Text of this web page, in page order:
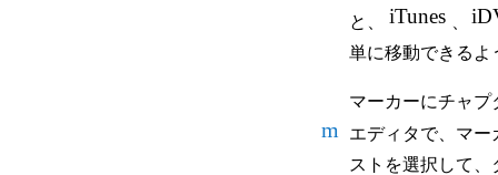
と、
iTunes
単に移動できるよ
マーカーにチャ
m
エディタで、マ
ストを選択して